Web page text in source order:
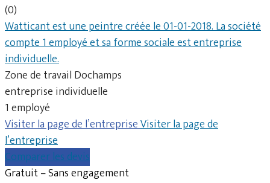
(0)
Watticant est une peintre créée le 01-01-2018. La société
compte 1 employé et sa forme sociale est entreprise
individuelle.
Zone de travail Dochamps
entreprise individuelle
1 employé
Visiter la page de l’entrepriseVisiter la page de
l’entreprise
Comparer les devis
Gratuit – Sans engagement